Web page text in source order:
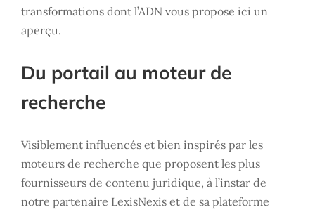
transformations dont l’ADN vous propose ici un
aperçu.
Du portail au moteur de
recherche
Visiblement influencés et bien inspirés par les
moteurs de recherche que proposent les plus
fournisseurs de contenu juridique, à l’instar de
notre partenaire LexisNexis et de sa plateforme